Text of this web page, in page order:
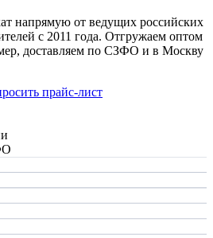
напрямую от ведущих российских
с 2011 года. Отгружаем оптом
доставляем по СЗФО и в Москву
прайс-лист